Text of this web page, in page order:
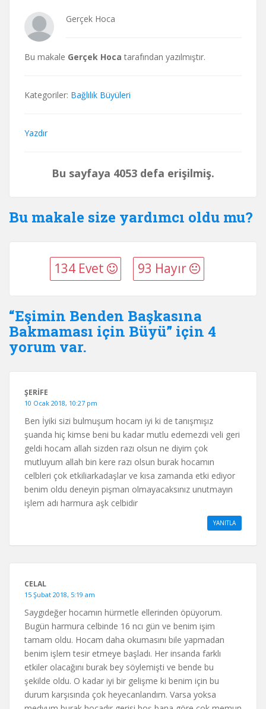
Gerçek Hoca
Bu makale Gerçek Hoca tarafından yazılmıştır.
Kategoriler: Bağlılık Büyüleri
Yazdır
Bu sayfaya 4053 defa erişilmiş.
Bu makale size yardımcı oldu mu?
134 Evet 93 Hayır
“Eşimin Benden Başkasına
Bakmaması için Büyü” için 4
yorum var.
ŞERIFE
10 Ocak 2018, 10:27 pm
Ben İyiki sizi bulmuşum hocam iyi ki de tanışmışız
şuanda hiç kimse beni bu kadar mutlu edemezdi veli geri
geldi hocam allah sizden razı olsun ne diyim çok
mutluyum allah bin kere razı olsun burak hocamın
celbleri çok etkiliarkadaşlar ve kısa zamanda etki ediyor
benim oldu deneyin pişman olmayacaksınız unutmayın
işlem adı harmura aşk celbidir
YANITLA
CELAL
15 Şubat 2018, 5:19 am
Saygıdeğer hocamın hürmetle ellerinden öpüyorum.
Bugün harmura celbinde 16 ncı gün ve benim işim
tamam oldu. Hocam daha okumasını bile yapmadan
benim işlem tesir etmeye başladı. Her insanda farklı
etkiler olacağını burak bey söylemişti ve bende bu
şekilde oldu. O kadar iyi bir gelişme ki benim için bu
durum karşısında çok heyecanlandım. Varsa yoksa